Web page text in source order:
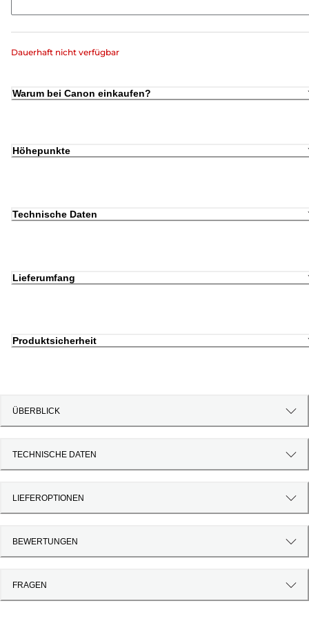
Dauerhaft nicht verfügbar
Warum bei Canon einkaufen?
Höhepunkte
Technische Daten
Lieferumfang
Produktsicherheit
ÜBERBLICK
TECHNISCHE DATEN
LIEFEROPTIONEN
BEWERTUNGEN
FRAGEN